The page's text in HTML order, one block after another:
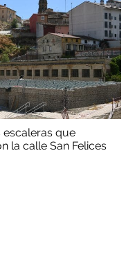
escaleras que
la calle San Felices